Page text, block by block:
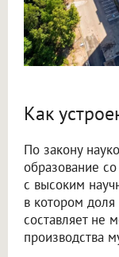
Как
По закону
образование со
с высоким
в котором
составляет не
производства